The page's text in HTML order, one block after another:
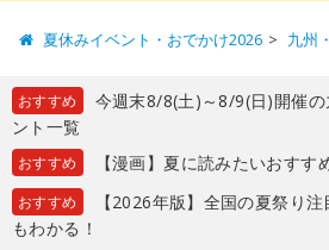
夏休みイベント・おでかけ2026 九州
おすすめ
今週末8/8(土)～8/9(日)開催
ント一覧
おすすめ 【漫画】夏に読みたいおすす
おすすめ
【2026年版】全国の夏祭り
もわかる！